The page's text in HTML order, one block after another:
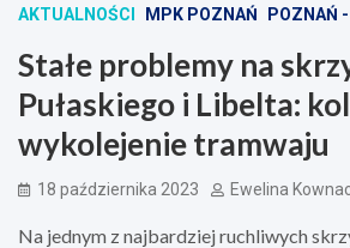
AKTUALNOŚCI MPK POZNAŃ POZNAŃ
Stałe problemy na
Pułaskiego i Libelta:
wykolejenie tramwaju
18 października 2023 Ewelina
Na jednym z najbardziej ruchliwych